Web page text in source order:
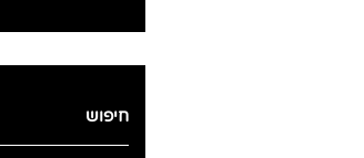
חיפוש